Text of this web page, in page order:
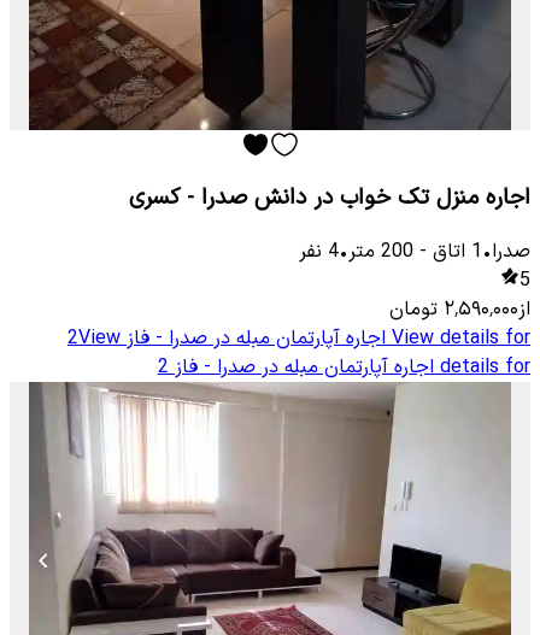
اجاره منزل تک خواب در دانش صدرا - کسری
صدرا•
1 اتاق -
200 متر•
4 نفر
5
از۲٬۵۹۰٬۰۰۰ تومان
View details for اجاره آپارتمان مبله در صدرا - فاز 2View
details for اجاره آپارتمان مبله در صدرا - فاز 2